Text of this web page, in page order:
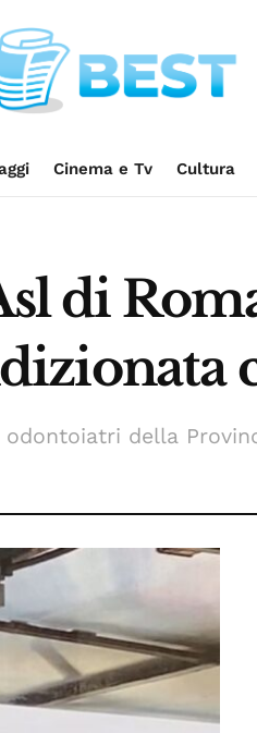
Cinema e Tv Cultura
di
della